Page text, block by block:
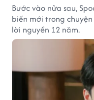
Bước vào nửa sau,
biến mới trong
lời nguyền 12 năm.